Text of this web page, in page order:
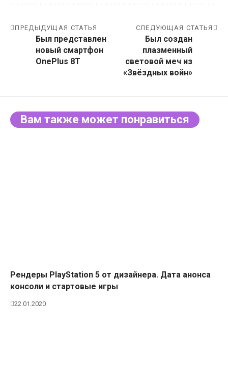
ПРЕДЫДУЩАЯ СТАТЬЯ
Был представлен
новый смартфон
OnePlus 8T
СЛЕДУЮЩАЯ СТАТЬЯ
Был создан
плазменный
световой меч из
«Звёздных войн»
Вам также может понравиться
Рендеры PlayStation 5 от дизайнера. Дата анонса
консоли и стартовые игры
22.01.2020